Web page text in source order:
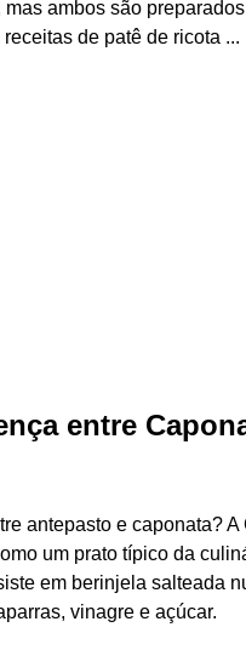
ambos são
de patê de ricota ...
entre
antepasto e caponata?
um prato típico da
em berinjela salteada
vinagre e açúcar.